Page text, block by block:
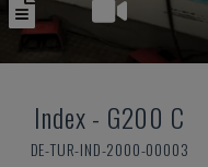
Index- G200 C
DE-TUR-IND-2000-00003